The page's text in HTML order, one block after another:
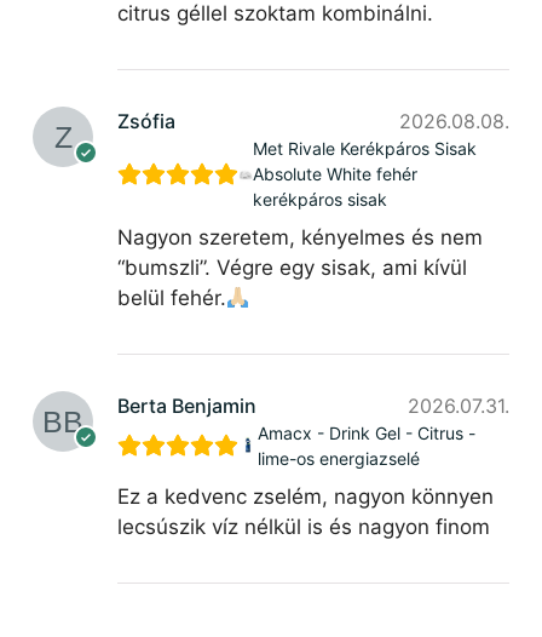
citrus géllel szoktam kombinálni.
Zsófia 2026.08.08.
Met Rivale Kerékpáros Sisak
Absolute White fehér
kerékpáros sisak
Nagyon szeretem, kényelmes és nem
“bumszli”. Végre egy sisak, ami kívül
belül fehér.
Berta Benjamin 2026.07.31.
Amacx - Drink Gel - Citrus -
lime-os energiazselé
Ez a kedvenc zselém, nagyon könnyen
lecsúszik víz nélkül is és nagyon finom